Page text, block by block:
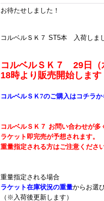
お待たせしました！
コルベルＳＫ７ ST5本 入荷しま
コルベルＳＫ７ 29日（
18時より販売開始します
コルベルＳＫ7のご購入はコチラか
コルベルＳＫ７ お問い合わせが多
ラケット即完売が予想されます。
重量指定される方はご注意ください
重量指定される場合
ラケット在庫状況の重量からお選
（※入荷後更新します）